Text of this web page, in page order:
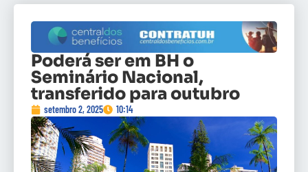
Poderá ser em BH o
Seminário Nacional,
transferido para outubro
setembro 2, 2025 10:14